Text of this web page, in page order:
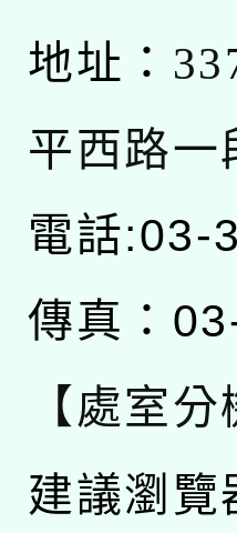
地址：
平西路一
電話:03-
傳真：
【處室分
建議瀏